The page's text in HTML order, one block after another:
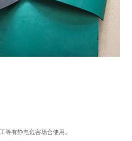
等有静电危害场合使用。